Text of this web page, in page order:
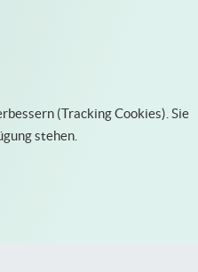
(Tracking Cookies). Sie
stehen.